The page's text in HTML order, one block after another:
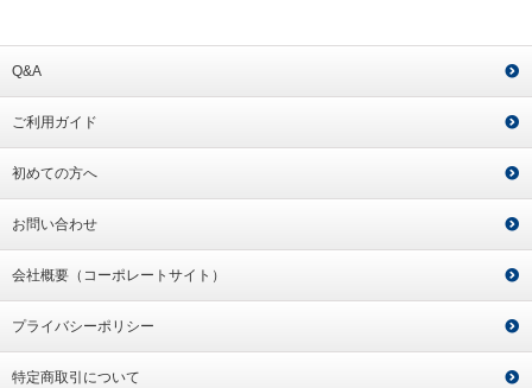
Q&A
ご利用ガイド
初めての方へ
お問い合わせ
会社概要（コーポレートサイト）
プライバシーポリシー
特定商取引について